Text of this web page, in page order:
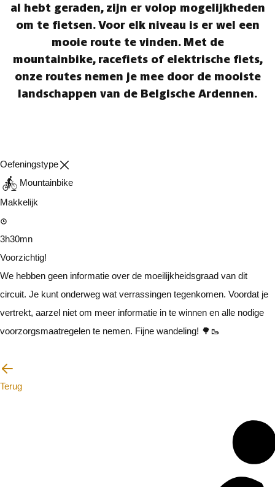
al hebt geraden, zijn er volop mogelijkheden
om te fietsen. Voor elk niveau is er wel een
mooie route te vinden. Met de
mountainbike, racefiets of elektrische fiets,
onze routes nemen je mee door de mooiste
landschappen van de Belgische Ardennen.
Oefeningstype
Mountainbike
Makkelijk
3h30mn
Voorzichtig!
We hebben geen informatie over de moeilijkheidsgraad van dit
circuit. Je kunt onderweg wat verrassingen tegenkomen. Voordat je
vertrekt, aarzel niet om meer informatie in te winnen en alle nodige
voorzorgsmaatregelen te nemen. Fijne wandeling! 🌳🥾
Terug